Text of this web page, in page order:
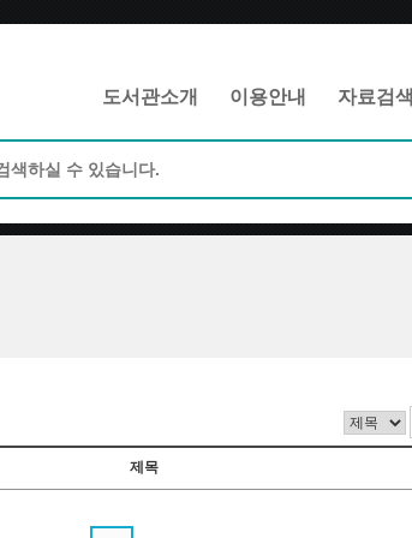
도서관소개 이용안내 자료검색
제목